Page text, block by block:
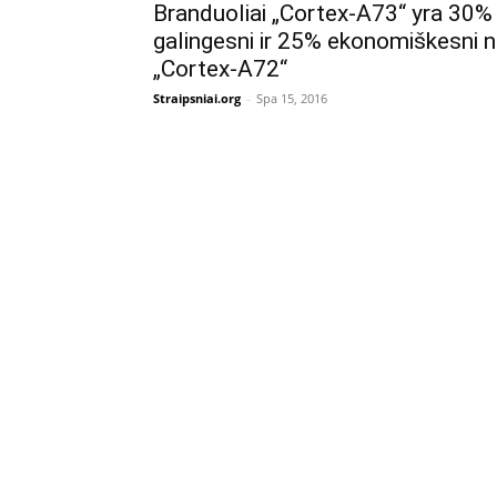
Branduoliai „Cortex-A73“ yra 30%
galingesni ir 25% ekonomiškesni
„Cortex-A72“
Straipsniai.org - Spa 15, 2016